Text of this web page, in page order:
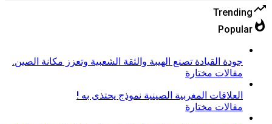
trending_up
Trending
whatshot
Popular
جودة القيادة تصنع الهيبة والثقة الشعبية وتعزز مكانة الصين.
مقالات مختارة
العلاقات المغربية الصينية نموذج يحتذى به !
مقالات مختارة